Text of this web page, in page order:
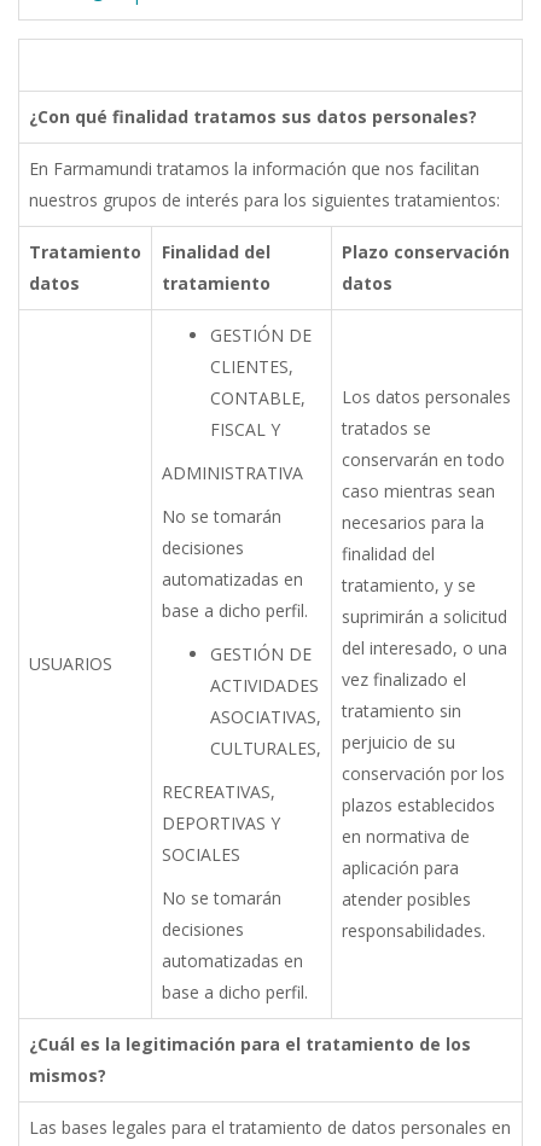
¿Con qué finalidad tratamos sus datos personales?
En Farmamundi tratamos la información que nos facilitan
nuestros grupos de interés para los siguientestratamientos:
Tratamiento
datos
Finalidad del
tratamiento
Plazo conservación
datos
USUARIOS
GESTIÓN DE
CLIENTES,
CONTABLE,
FISCAL Y
ADMINISTRATIVA
No se tomarán
decisiones
automatizadas en
base a dicho perfil.
GESTIÓN DE
ACTIVIDADES
ASOCIATIVAS,
CULTURALES,
RECREATIVAS,
DEPORTIVAS Y
SOCIALES
No se tomarán
decisiones
automatizadas en
base a dicho perfil.
Los datos personales
tratados se
conservarán en todo
caso mientras sean
necesarios para la
finalidad del
tratamiento, y se
suprimirán a solicitud
del interesado, o una
vez finalizado el
tratamiento sin
perjuicio de su
conservación por los
plazos establecidos
en normativa de
aplicación para
atender posibles
responsabilidades.
¿Cuál es la legitimación para el tratamiento de los
mismos?
Las bases legales para el tratamiento de datos personales en